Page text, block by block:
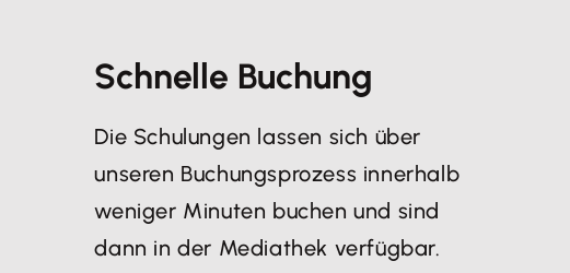
Schnelle Buchung
Die Schulungen lassen sich über
unseren Buchungsprozess innerhalb
weniger Minuten buchen und sind
dann in der Mediathek verfügbar.